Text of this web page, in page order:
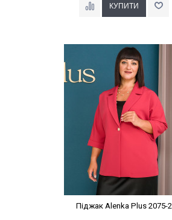
Наклейки Варіант з %
Піджак Alenka Plus 2075-2